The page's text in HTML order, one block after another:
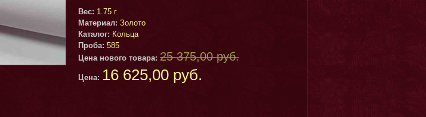
Вес: 1.75 г
Материал: Золото
Каталог: Кольца
Проба: 585
Цена нового товара: 25 375,00 руб.
Цена: 16 625,00 руб.